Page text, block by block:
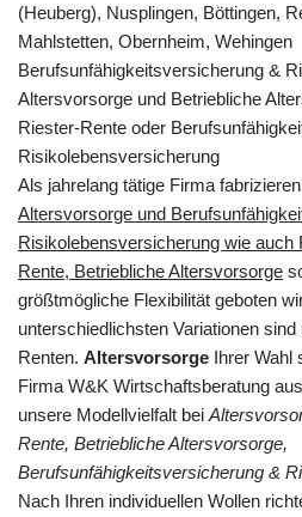
(Heuberg), Nusplingen, Böttingen,
Mahlstetten, Obernheim, Wehingen
Berufsunfähigkeitsversicherung &
Altersvorsorge und Betriebliche
Riester-Rente oder
Risikolebensversicherung
Als jahrelang tätige Firma
Altersvorsorge und
Risikolebensversicherung wie auch
Rente, Betriebliche Altersvorsorge
größtmögliche Flexibilität geboten
unterschiedlichsten Variationen
Renten. Altersvorsorge Ihrer Wahl
Firma W&K Wirtschaftsberatung
unsere Modellvielfalt bei
Rente, Betriebliche Altersvorsorge,
Berufsunfähigkeitsversicherung &
Nach Ihren individuellen Wollen